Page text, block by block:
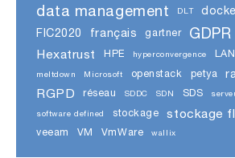
data management DLT
FIC2020 français gartner GDPR
Hexatrust HPE hyperconvergence LAN
meltdown Microsoft openstack petya
RGPD réseau SDDC SDN SDS
software defined stockage stockage
veeam
VM VmWare wallix